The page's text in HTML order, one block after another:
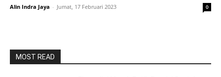
Alin Indra Jaya - Jumat, 17 Februari 2023 0
MOST READ